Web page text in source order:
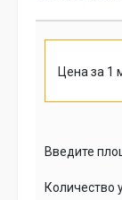
Цена за 1
Введите
Количество